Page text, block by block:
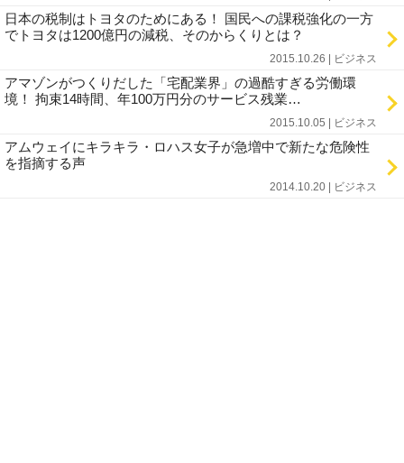
日本の税制はトヨタのためにある！ 国民への課税強化の一方
でトヨタは1200億円の減税、そのからくりとは？
2015.10.26 | ビジネス
アマゾンがつくりだした「宅配業界」の過酷すぎる労働環
境！ 拘束14時間、年100万円分のサービス残業…
2015.10.05 | ビジネス
アムウェイにキラキラ・ロハス女子が急増中で新たな危険性
を指摘する声
2014.10.20 | ビジネス